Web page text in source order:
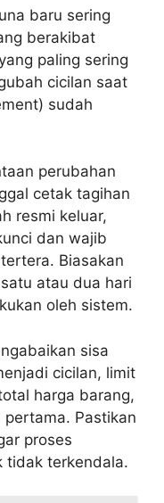
baru sering
berakibat
paling sering
cicilan saat
sudah
perubahan
cetak tagihan
resmi keluar,
dan wajib
Biasakan
atau dua hari
oleh sistem.
sisa
cicilan, limit
harga barang,
Pastikan
proses
tidak terkendala.